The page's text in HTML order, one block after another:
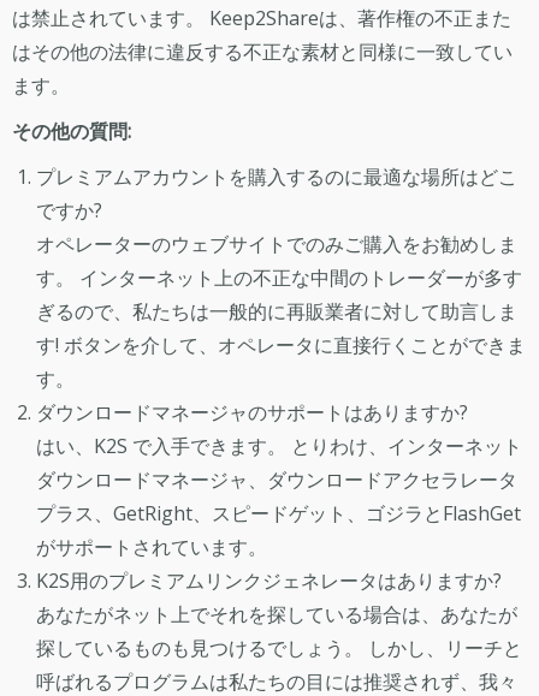
は禁止されています。 Keep2Shareは、著作権の不正また
はその他の法律に違反する不正な素材と同様に一致してい
ます。
その他の質問:
プレミアムアカウントを購入するのに最適な場所はどこ
ですか?
オペレーターのウェブサイトでのみご購入をお勧めしま
す。 インターネット上の不正な中間のトレーダーが多す
ぎるので、私たちは一般的に再販業者に対して助言しま
す! ボタンを介して、オペレータに直接行くことができま
す。
ダウンロードマネージャのサポートはありますか?
はい、K2S で入手できます。 とりわけ、インターネット
ダウンロードマネージャ、ダウンロードアクセラレータ
プラス、GetRight、スピードゲット、ゴジラとFlashGet
がサポートされています。
K2S用のプレミアムリンクジェネレータはありますか?
あなたがネット上でそれを探している場合は、あなたが
探しているものも見つけるでしょう。 しかし、リーチと
呼ばれるプログラムは私たちの目には推奨されず、我々